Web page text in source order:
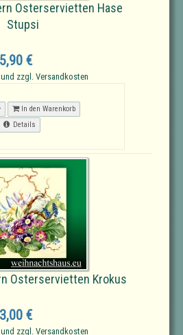
Osterservietten Hase
Stupsi
5,90 €
zzgl. Versandkosten
In den Warenkorb
Details
Osterservietten Krokus
3,00 €
zzgl. Versandkosten